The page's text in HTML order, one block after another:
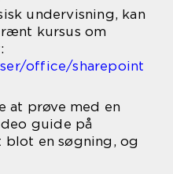
undervisning, kan
kursus om
office/sharepoint
at prøve med en
guide på
blot en søgning, og